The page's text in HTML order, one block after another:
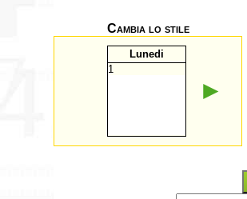
Cambia lo stile
Lunedi
1
►